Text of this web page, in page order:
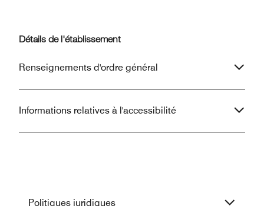
Détails de l'établissement
Renseignements d'ordre général
Informations relatives à l'accessibilité
Politiques juridiques